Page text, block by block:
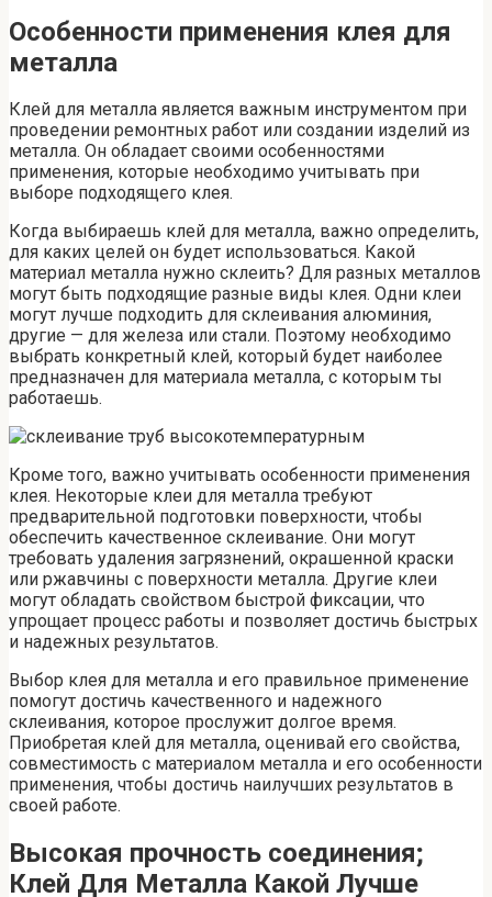
Особенности применения клея для
металла
Клей для металла является важным инструментом при
проведении ремонтных работ или создании изделий из
металла. Он обладает своими особенностями
применения, которые необходимо учитывать при
выборе подходящего клея.
Когда выбираешь клей для металла, важно определить,
для каких целей он будет использоваться. Какой
материал металла нужно склеить? Для разных металлов
могут быть подходящие разные виды клея. Одни клеи
могут лучше подходить для склеивания алюминия,
другие — для железа или стали. Поэтому необходимо
выбрать конкретный клей, который будет наиболее
предназначен для материала металла, с которым ты
работаешь.
Кроме того, важно учитывать особенности применения
клея. Некоторые клеи для металла требуют
предварительной подготовки поверхности, чтобы
обеспечить качественное склеивание. Они могут
требовать удаления загрязнений, окрашенной краски
или ржавчины с поверхности металла. Другие клеи
могут обладать свойством быстрой фиксации, что
упрощает процесс работы и позволяет достичь быстрых
и надежных результатов.
Выбор клея для металла и его правильное применение
помогут достичь качественного и надежного
склеивания, которое прослужит долгое время.
Приобретая клей для металла, оценивай его свойства,
совместимость с материалом металла и его особенности
применения, чтобы достичь наилучших результатов в
своей работе.
Высокая прочность соединения;
Клей Для Металла Какой Лучше